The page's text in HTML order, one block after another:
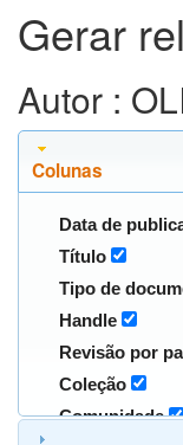
Gerar
Autor :
Colunas
Data de
Título
Tipo de
Handle
Revisão por
Coleção
Comunidade